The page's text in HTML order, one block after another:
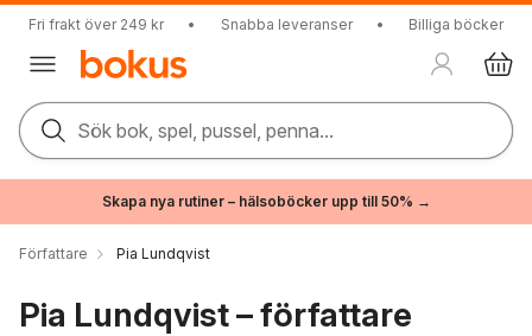
Fri frakt över 249 kr • Snabba leveranser • Billiga böcker
Sök bok, spel, pussel, penna...
Skapa nya rutiner – hälsoböcker upp till 50% →
Författare Pia Lundqvist
Pia Lundqvist – författare